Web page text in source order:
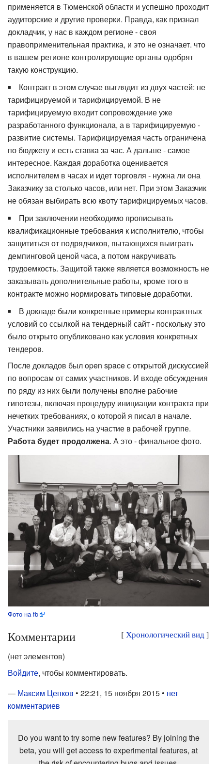
применяется в Тюменской области и успешно проходит
аудиторские и другие проверки. Правда, как признал
докладчик, у нас в каждом регионе - своя
правоприменительная практика, и это не означает. что
в вашем регионе контролирующие органы одобрят
такую конструкцию.
Контракт в этом случае выглядит из двух частей: не
тарифицируемой и тарифицируемой. В не
тарифицируемую входит сопровождение уже
разработанного функционала, а в тарифицируемую -
развитие системы. Тарифицируемая часть ограничена
по бюджету и есть ставка за час. А дальше - самое
интересное. Каждая доработка оценивается
исполнителем в часах и идет торговля - нужна ли она
Заказчику за столько часов, или нет. При этом Заказчик
не обязан выбирать всю квоту тарифицируемых часов.
При заключении необходимо прописывать
квалификационные требования к исполнителю, чтобы
защититься от подрядчиков, пытающихся выиграть
демпинговой ценой часа, а потом накручивать
трудоемкость. Защитой также является возможность не
заказывать дополнительные работы, кроме того в
контракте можно нормировать типовые доработки.
В докладе были конкретные примеры контрактных
условий со ссылкой на тендерный сайт - поскольку это
было открыто опубликовано как условия конкретных
тендеров.
После докладов был open space с открытой дискуссией
по вопросам от самих участников. И входе обсуждения
по ряду из них были получены вполне рабочие
гипотезы, включая процедуру инициации контракта при
нечетких требованиях, о которой я писал в начале.
Участники заявились на участие в рабочей группе.
Работа будет продолжена. А это - финальное фото.
Фото на fb
[ Хронологический вид]
Комментарии
(нет элементов)
Войдите, чтобы комментировать.
— Максим Цепков • 22:21, 15 ноября 2015 • нет
комментариев
Do you want to try some new features? By joining the
beta, you will get access to experimental features, at